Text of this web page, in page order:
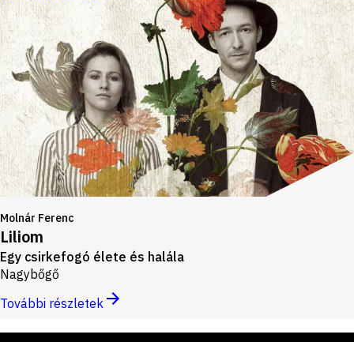
Molnár Ferenc
Liliom
Egy csirkefogó élete és halála
Nagybőgő
További részletek